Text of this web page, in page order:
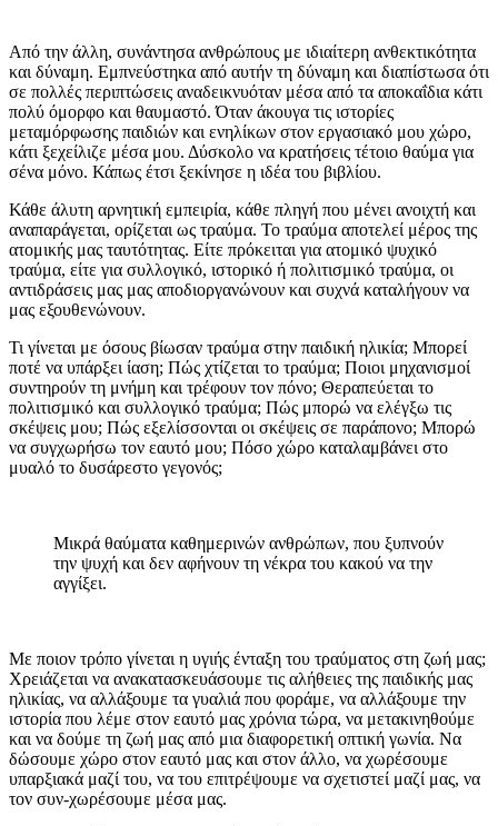
Από την άλλη, συνάντησα ανθρώπους με ιδιαίτερη ανθεκτικότητα
και δύναμη. Εμπνεύστηκα από αυτήν τη δύναμη και διαπίστωσα ότι
σε πολλές περιπτώσεις αναδεικνυόταν μέσα από τα αποκαΐδια κάτι
πολύ όμορφο και θαυμαστό. Όταν άκουγα τις ιστορίες
μεταμόρφωσης παιδιών και ενηλίκων στον εργασιακό μου χώρο,
κάτι ξεχείλιζε μέσα μου. Δύσκολο να κρατήσεις τέτοιο θαύμα για
σένα μόνο. Κάπως έτσι ξεκίνησε η ιδέα του βιβλίου.
Κάθε άλυτη αρνητική εμπειρία, κάθε πληγή που μένει ανοιχτή και
αναπαράγεται, ορίζεται ως τραύμα. To τραύμα αποτελεί μέρος της
ατομικής μας ταυτότητας. Είτε πρόκειται για ατομικό ψυχικό
τραύμα, είτε για συλλογικό, ιστορικό ή πολιτισμικό τραύμα, οι
αντιδράσεις μας μας αποδιοργανώνουν και συχνά καταλήγουν να
μας εξουθενώνουν.
Τι γίνεται με όσους βίωσαν τραύμα στην παιδική ηλικία; Μπορεί
ποτέ να υπάρξει ίαση; Πώς χτίζεται το τραύμα; Ποιοι μηχανισμοί
συντηρούν τη μνήμη και τρέφουν τον πόνο; Θεραπεύεται το
πολιτισμικό και συλλογικό τραύμα; Πώς μπορώ να ελέγξω τις
σκέψεις μου; Πώς εξελίσσονται οι σκέψεις σε παράπονο; Μπορώ
να συγχωρήσω τον εαυτό μου; Πόσο χώρο καταλαμβάνει στο
μυαλό το δυσάρεστο γεγονός;
Μικρά θαύματα καθημερινών ανθρώπων, που ξυπνούν
την ψυχή και δεν αφήνουν τη νέκρα του κακού να την
αγγίξει.
Με ποιον τρόπο γίνεται η υγιής ένταξη του τραύματος στη ζωή μας;
Χρειάζεται να ανακατασκευάσουμε τις αλήθειες της παιδικής μας
ηλικίας, να αλλάξουμε τα γυαλιά που φοράμε, να αλλάξουμε την
ιστορία που λέμε στον εαυτό μας χρόνια τώρα, να μετακινηθούμε
και να δούμε τη ζωή μας από μια διαφορετική οπτική γωνία. Να
δώσουμε χώρο στον εαυτό μας και στον άλλο, να χωρέσουμε
υπαρξιακά μαζί του, να του επιτρέψουμε να σχετιστεί μαζί μας, να
τον συν-χωρέσουμε μέσα μας.